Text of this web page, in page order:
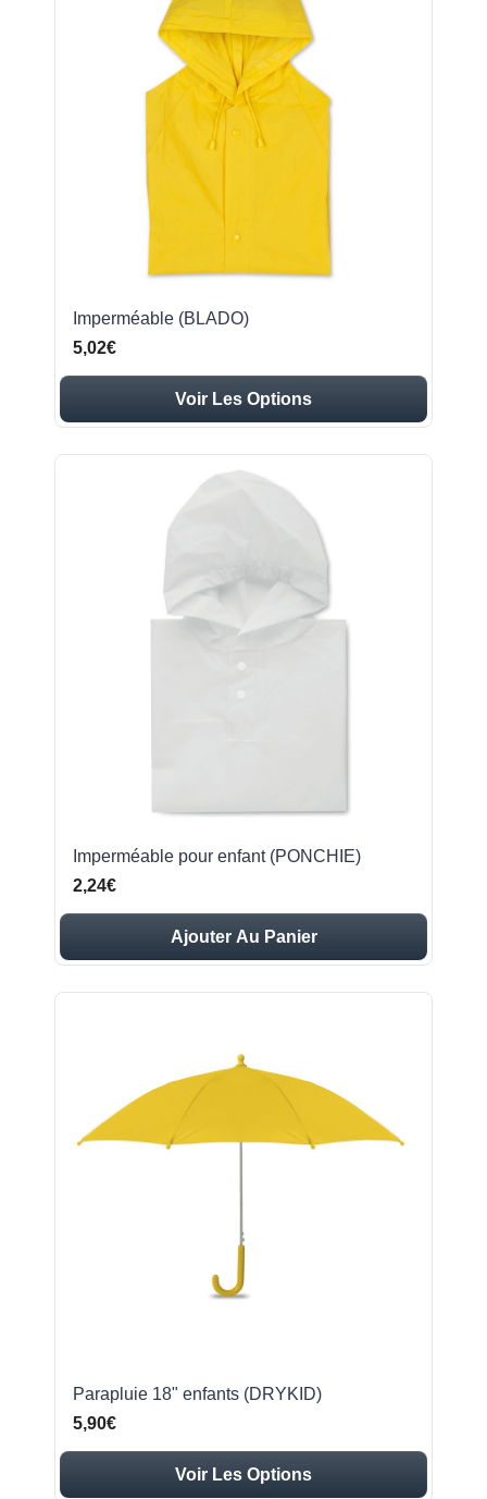
Imperméable (BLADO)
5,02€
Voir Les Options
Imperméable pour enfant (PONCHIE)
2,24€
Ajouter Au Panier
Parapluie 18" enfants (DRYKID)
5,90€
Voir Les Options